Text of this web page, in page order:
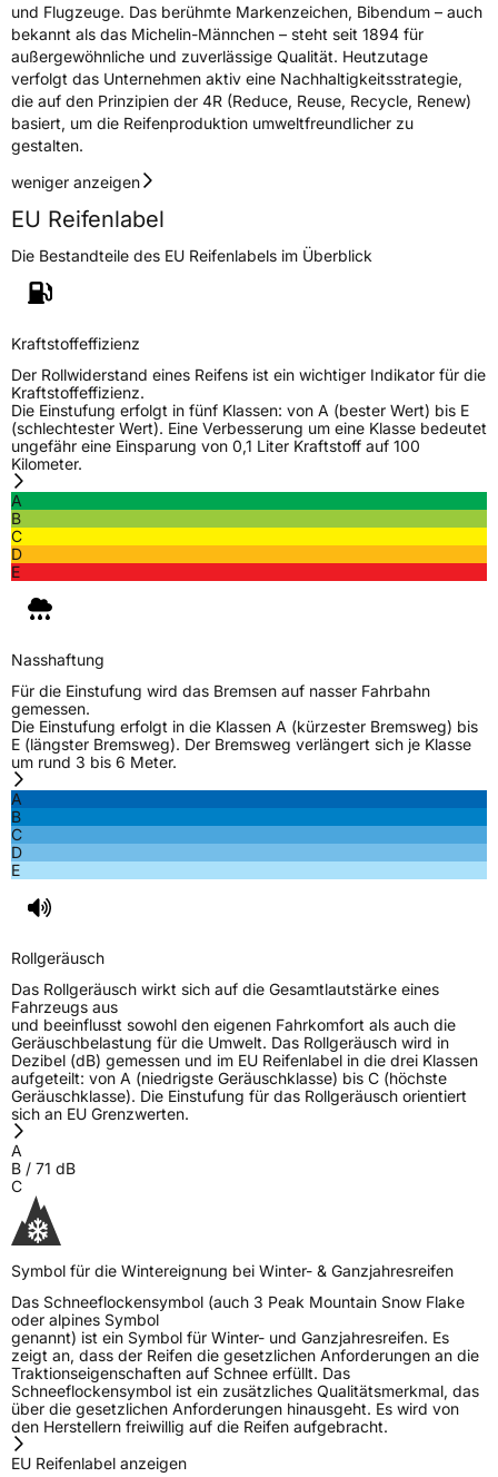
und Flugzeuge. Das berühmte Markenzeichen, Bibendum – auch
bekannt als das Michelin-Männchen – steht seit 1894 für
außergewöhnliche und zuverlässige Qualität. Heutzutage
verfolgt das Unternehmen aktiv eine Nachhaltigkeitsstrategie,
die auf den Prinzipien der 4R (Reduce, Reuse, Recycle, Renew)
basiert, um die Reifenproduktion umweltfreundlicher zu
gestalten.
weniger anzeigen
EU Reifenlabel
Die Bestandteile des EU Reifenlabels im Überblick
Kraftstoffeffizienz
Der Rollwiderstand eines Reifens ist ein wichtiger Indikator für die
Kraftstoffeffizienz.
Die Einstufung erfolgt in fünf Klassen: von A (bester Wert) bis E
(schlechtester Wert). Eine Verbesserung um eine Klasse bedeutet
ungefähr eine Einsparung von 0,1 Liter Kraftstoff auf 100
Kilometer.
A
B
C
D
E
Nasshaftung
Für die Einstufung wird das Bremsen auf nasser Fahrbahn
gemessen.
Die Einstufung erfolgt in die Klassen A (kürzester Bremsweg) bis
E (längster Bremsweg). Der Bremsweg verlängert sich je Klasse
um rund 3 bis 6 Meter.
A
B
C
D
E
Rollgeräusch
Das Rollgeräusch wirkt sich auf die Gesamtlautstärke eines
Fahrzeugs aus
und beeinflusst sowohl den eigenen Fahrkomfort als auch die
Geräuschbelastung für die Umwelt. Das Rollgeräusch wird in
Dezibel (dB) gemessen und im EU Reifenlabel in die drei Klassen
aufgeteilt: von A (niedrigste Geräuschklasse) bis C (höchste
Geräuschklasse). Die Einstufung für das Rollgeräusch orientiert
sich an EU Grenzwerten.
A
B / 71 dB
C
Symbol für die Wintereignung bei Winter- & Ganzjahresreifen
Das Schneeflockensymbol (auch 3 Peak Mountain Snow Flake
oder alpines Symbol
genannt) ist ein Symbol für Winter- und Ganzjahresreifen. Es
zeigt an, dass der Reifen die gesetzlichen Anforderungen an die
Traktionseigenschaften auf Schnee erfüllt. Das
Schneeflockensymbol ist ein zusätzliches Qualitätsmerkmal, das
über die gesetzlichen Anforderungen hinausgeht. Es wird von
den Herstellern freiwillig auf die Reifen aufgebracht.
EU Reifenlabel anzeigen